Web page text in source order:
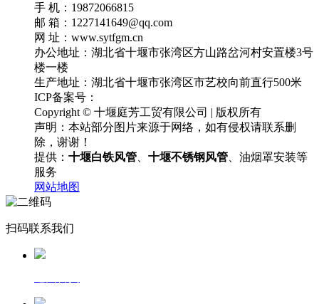
手 机：19872066815
邮 箱：1227141649@qq.com
网 址：www.sytfgm.cn
办公地址：湖北省十堰市张湾区方山路岔河村安置楼3号
楼一楼
生产地址：湖北省十堰市张湾区市艺校向前直行500米
ICP备案号：
Copyright © 十堰庭芳工贸有限公司 | 版权所有
声明：本站部分图片来源于网络，如有侵权请联系删
除，谢谢！
提供： 十堰白铁风管 十堰不锈钢风管 、油烟罩安装等
服务
网站地图
扫码联系我们